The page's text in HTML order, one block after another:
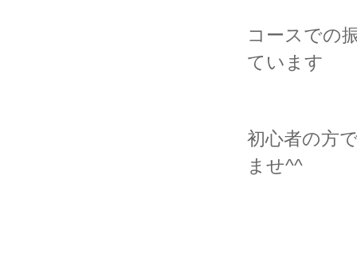
コースでの
ています
初心者の方
ませ^^